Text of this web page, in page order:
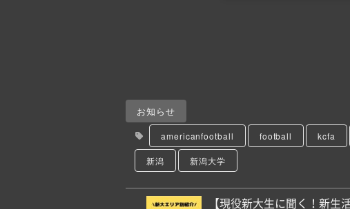
お知らせ
americanfootball football kcfa
新潟 新潟大学
【現役新大生に聞く！新生